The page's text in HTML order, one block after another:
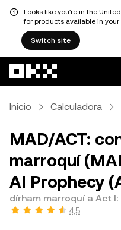
Looks like you're in the
for products available in your
Switch site
Inicio Calculadora
MAD/ACT:
marroquí
AI Prophecy
dírham marroquí a Act I:
4,5